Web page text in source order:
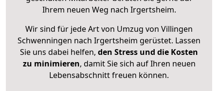
Ihrem neuen Weg nach Irgertsheim.
Wir sind für jede Art von Umzug von Villingen
Schwenningen nach Irgertsheim gerüstet. Lassen
Sie uns dabei helfen, den Stress und die Kosten
zu minimieren, damit Sie sich auf Ihren neuen
Lebensabschnitt freuen können.